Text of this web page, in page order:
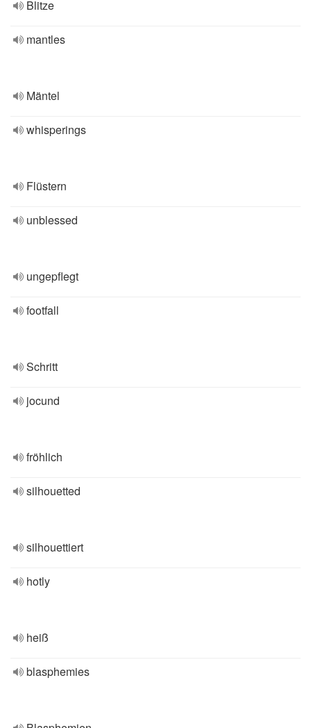
Blitze
mantles
Mäntel
whisperings
Flüstern
unblessed
ungepflegt
footfall
Schritt
jocund
fröhlich
silhouetted
silhouettiert
hotly
heiß
blasphemies